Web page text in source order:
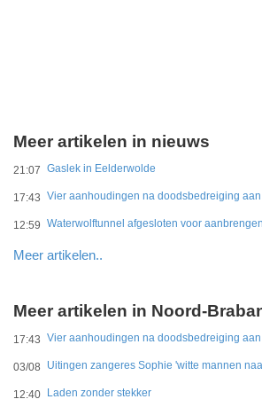
Meer artikelen in nieuws
21:07 Gaslek in Eelderwolde
17:43
12:59 Waterwolftunnel afgesloten voor
Meer artikelen..
Meer artikelen in Noord-
17:43
03/08 Uitingen zangeres Sophie 'witte mannen
12:40 Laden zonder stekker